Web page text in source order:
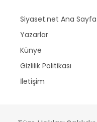
Siyaset.net Ana Sayfa
Yazarlar
Künye
Gizlilik Politikası
İletişim